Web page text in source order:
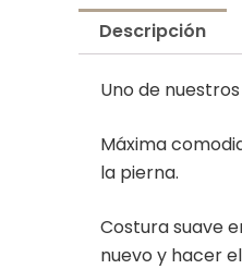
Descripción
Uno de
Máxima
la pierna.
Costura suave
nuevo y hacer